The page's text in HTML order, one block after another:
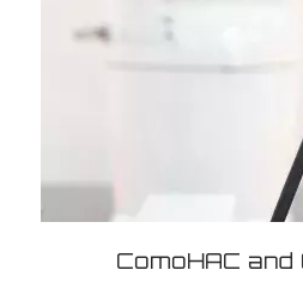
ComoHAC and